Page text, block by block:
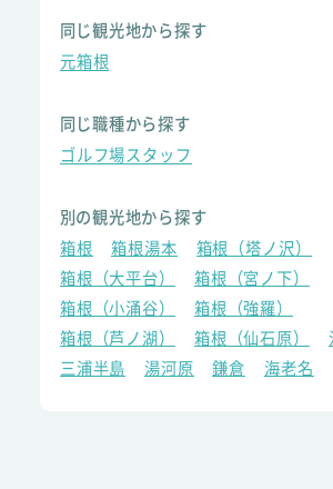
同じ観光地から探す
元箱根
同じ職種から探す
ゴルフ場スタッフ
別の観光地から探す
箱根
箱根湯本
箱根（塔ノ沢）
箱根（大平台）
箱根（宮ノ下）
箱根（小涌谷）
箱根（強羅）
箱根（芦ノ湖）
箱根（仙石原）
三浦半島
湯河原 鎌倉 海老名